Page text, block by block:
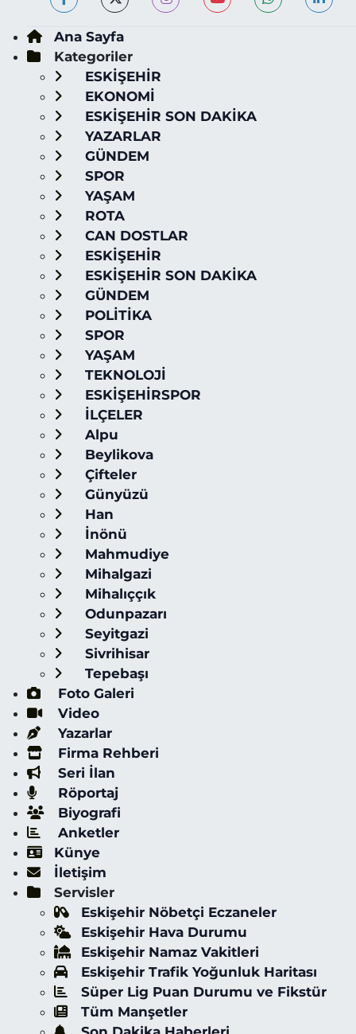
Ana Sayfa
Kategoriler
ESKİŞEHİR
EKONOMİ
ESKİŞEHİR SON DAKİKA
YAZARLAR
GÜNDEM
SPOR
YAŞAM
ROTA
CAN DOSTLAR
ESKİŞEHİR
ESKİŞEHİR SON DAKİKA
GÜNDEM
POLİTİKA
SPOR
YAŞAM
TEKNOLOJİ
ESKİŞEHİRSPOR
İLÇELER
Alpu
Beylikova
Çifteler
Günyüzü
Han
İnönü
Mahmudiye
Mihalgazi
Mihalıççık
Odunpazarı
Seyitgazi
Sivrihisar
Tepebaşı
Foto Galeri
Video
Yazarlar
Firma Rehberi
Seri İlan
Röportaj
Biyografi
Anketler
Künye
İletişim
Servisler
Eskişehir Nöbetçi Eczaneler
Eskişehir Hava Durumu
Eskişehir Namaz Vakitleri
Eskişehir Trafik Yoğunluk Haritası
Süper Lig Puan Durumu ve Fikstür
Tüm Manşetler